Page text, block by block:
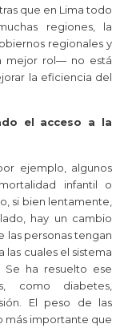
que en Lima todo
regiones, la
regionales y
mejor rol— no está
la eficiencia del
el acceso a la
ejemplo, algunos
infantil o
si bien lentamente,
hay un cambio
personas tengan
las cuales el sistema
Se ha resuelto ese
como diabetes,
El peso de las
más importante que